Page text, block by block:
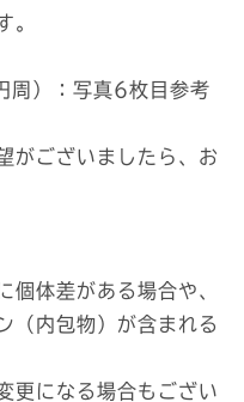
。
周）：写真6枚目参考
がございましたら、お
体差がある場合や、
（内包物）が含まれる
更になる場合もござい